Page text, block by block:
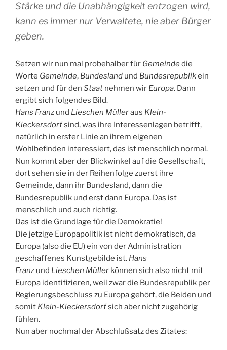
Stärke und die Unabhängigkeit entzogen wird,
kann es immer nur Verwaltete, nie aber Bürger
geben.
Setzen wir nun mal probehalber für Gemeindedie
Worte Gemeinde, Bundesland und Bundesrepublikein
setzen und für den Staat nehmen wir Europa. Dann
ergibt sich folgendes Bild.
Hans Franz und Lieschen Mülleraus Klein-
Kleckersdorfsind, was ihre Interessenlagen betrifft,
natürlich in erster Linie an ihrem eigenen
Wohlbefinden interessiert, das ist menschlich normal.
Nun kommt aber der Blickwinkel auf die Gesellschaft,
dort sehen sie in der Reihenfolge zuerst ihre
Gemeinde, dann ihr Bundesland, dann die
Bundesrepublik und erst dann Europa. Das ist
menschlich und auch richtig.
Das ist die Grundlage für die Demokratie!
Die jetzige Europapolitik ist nicht demokratisch, da
Europa (also die EU) ein von der Administration
geschaffenes Kunstgebilde ist. Hans
Franz und Lieschen Müller können sich also nicht mit
Europa identifizieren, weil zwar die Bundesrepublik per
Regierungsbeschluss zu Europa gehört, die Beiden und
somit Klein-Kleckersdorfsich aber nicht zugehörig
fühlen.
Nun aber nochmal der Abschlußsatz des Zitates: